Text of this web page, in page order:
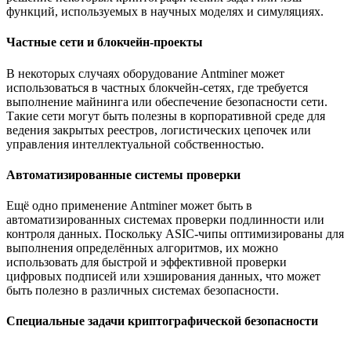
функций, используемых в научных моделях и симуляциях.
Частные сети и блокчейн-проекты
В некоторых случаях оборудование Antminer может
использоваться в частных блокчейн-сетях, где требуется
выполнение майнинга или обеспечение безопасности сети.
Такие сети могут быть полезны в корпоративной среде для
ведения закрытых реестров, логистических цепочек или
управления интеллектуальной собственностью.
Автоматизированные системы проверки
Ещё одно применение Antminer может быть в
автоматизированных системах проверки подлинности или
контроля данных. Поскольку ASIC-чипы оптимизированы для
выполнения определённых алгоритмов, их можно
использовать для быстрой и эффективной проверки
цифровых подписей или хэширования данных, что может
быть полезно в различных системах безопасности.
Специальные задачи криптографической безопасности